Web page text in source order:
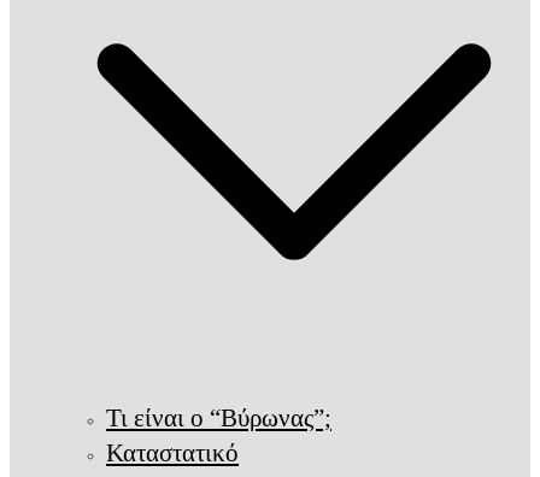
Τι είναι ο “Βύρωνας”;
Καταστατικό